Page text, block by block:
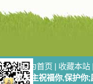
设为首页 | 收藏本站
愿天主祝福你,保护你